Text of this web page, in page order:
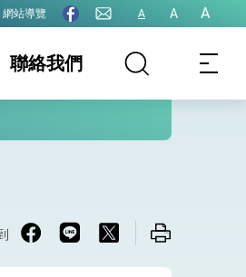
網站導覽 A A A
領務服務
領務(護照、文件、
資料
生活資訊
聯絡我們